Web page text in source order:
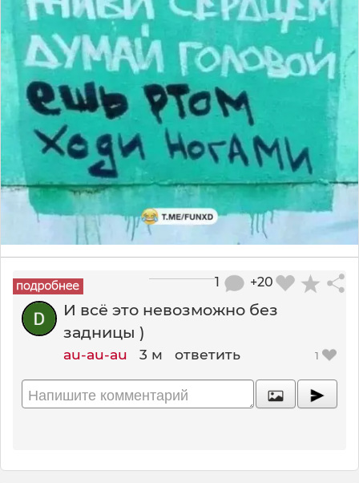
+20
1
И всё это невозможно без
задницы )
au-au-au 3 м ответить 1